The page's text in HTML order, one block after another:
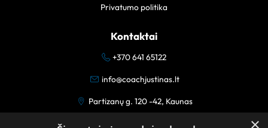
Privatumo politika
Kontaktai
+370 641 65122
info@coachjustinas.lt
Partizanų g. 120 -42, Kaunas